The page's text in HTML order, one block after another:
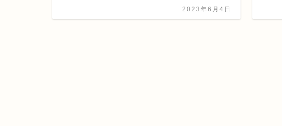
2023年6月4日